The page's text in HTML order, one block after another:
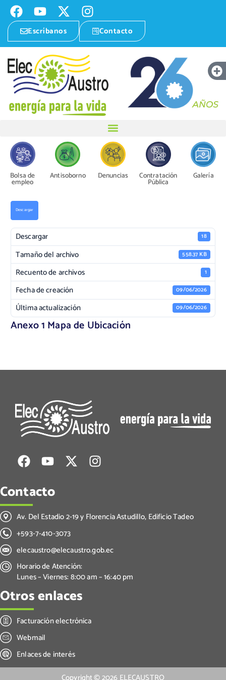
Escríbanos Contacto
Bolsa de
empleo
Antisoborno Denuncias Contratación
Pública
Galería
Descargar
Descargar 18
Tamaño del archivo 558.37 KB
Recuento de archivos 1
Fecha de creación 09/06/2026
Última actualización 09/06/2026
Anexo 1 Mapa de Ubicación
Contacto
Av. Del Estadio 2-19 y Florencia Astudillo, Edificio Tadeo
+593-7-410-3073
elecaustro@elecaustro.gob.ec
Horario de Atención:
Lunes – Viernes: 8:00 am – 16:40 pm
Otros enlaces
Facturación electrónica
Webmail
Enlaces de interés